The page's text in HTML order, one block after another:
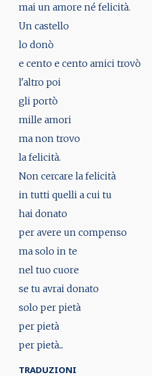
mai un amore né felicità.
Un castello
lo donò
e cento e cento amici trovò
l'altro poi
gli portò
mille amori
ma non trovo
la felicità.
Non cercare la felicità
in tutti quelli a cui tu
hai donato
per avere un compenso
ma solo in te
nel tuo cuore
se tu avrai donato
solo per pietà
per pietà
per pietà...
TRADUZIONI